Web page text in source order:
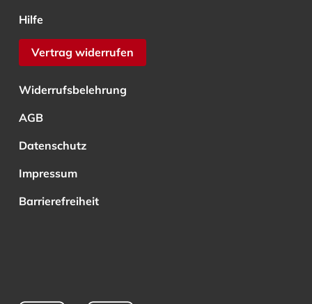
Hilfe
Vertrag widerrufen
Widerrufsbelehrung
AGB
Datenschutz
Impressum
Barrierefreiheit